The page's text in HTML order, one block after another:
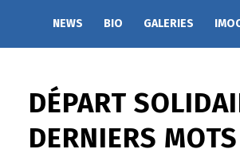
NEWS BIO GALERIES
DÉPART
DERNIERS